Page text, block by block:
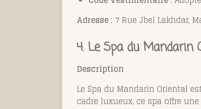
Adresse : 7 Rue Jbel Lakhdar,
4. Le Spa du Mandarin
Description
Le Spa du Mandarin Oriental
cadre luxueux, ce spa offre